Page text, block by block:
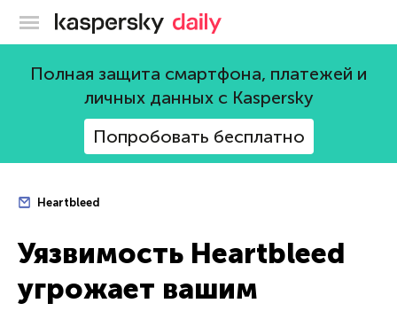
Блог Касперского
Полная защита смартфона, платежей и
личных данных с Kaspersky
Попробовать бесплатно
Heartbleed
Уязвимость Heartbleed
угрожает вашим